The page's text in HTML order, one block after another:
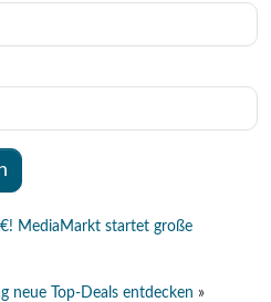
MediaMarkt startet große
neue Top-Deals entdecken »